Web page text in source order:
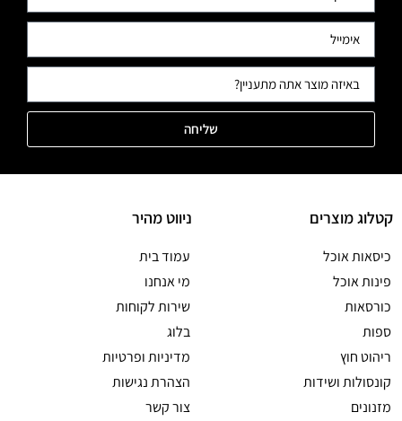
שליחה
קטלוג מוצרים
כיסאות אוכל
פינות אוכל
כורסאות
ספות
ריהוט חוץ
קונסולות ושידות
מזנונים
ניווט מהיר
עמוד בית
מי אנחנו
שירות לקוחות
בלוג
מדיניות ופרטיות
הצהרת נגישות
צור קשר